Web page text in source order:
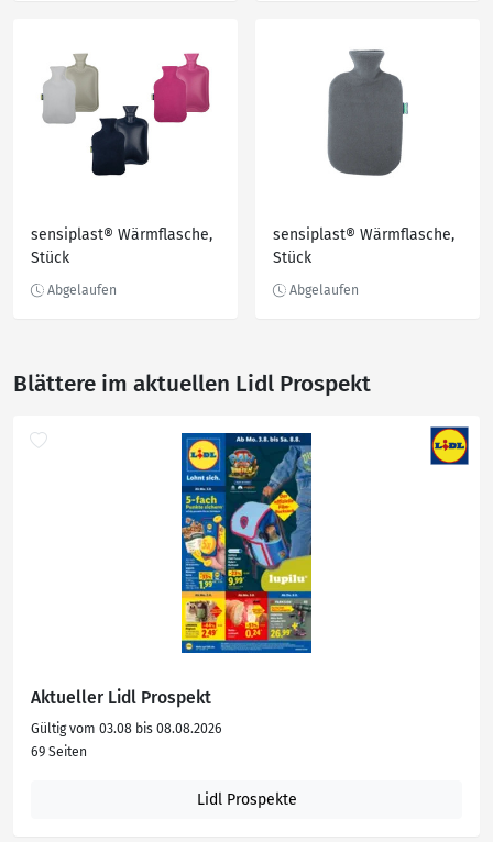
sensiplast® Wärmflasche,
Stück
sensiplast® Wärmflasche,
Stück
Blättere im aktuellen Lidl Prospekt
Aktueller Lidl Prospekt
Gültig vom 03.08 bis 08.08.2026
69 Seiten
Lidl Prospekte